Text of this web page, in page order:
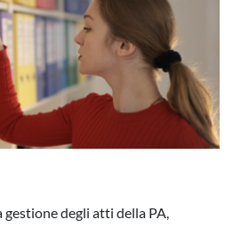
degli atti della PA,